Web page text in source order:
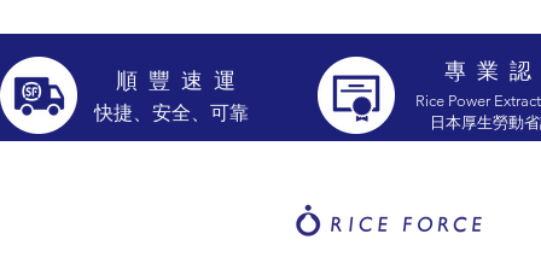
​順 豐 速 運
​快捷、安全、可靠
專 業 認
Rice Power
日本厚生勞動